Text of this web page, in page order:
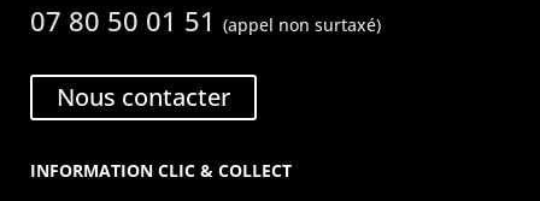
07 80 50 01 51(appel non surtaxé)
Nous contacter
INFORMATION CLIC & COLLECT